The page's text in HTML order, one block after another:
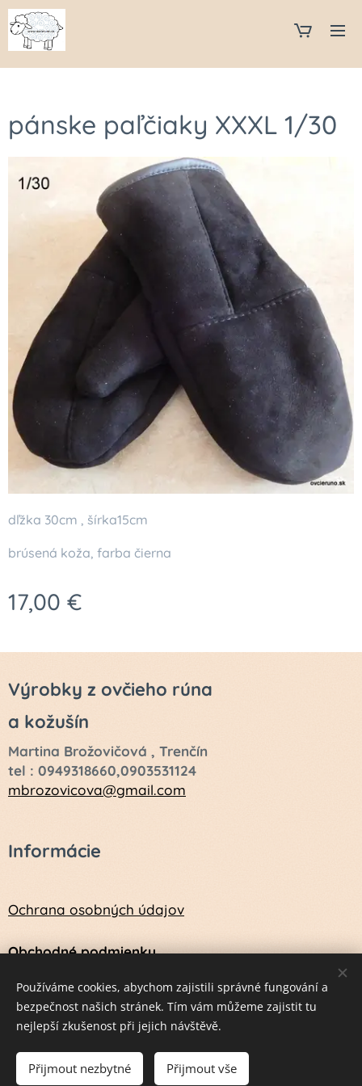
pánske paľčiaky XXXL 1/30
dľžka 30cm , šírka15cm
brúsená koža, farba čierna
17,00 €
Výrobky z ovčieho rúna
a kožušín
Martina Brožovičová , Trenčín
tel : 0949318660,0903531124
mbrozovicova@gmail.com
Informácie
Ochrana osobných údajov
Obchodné podmienky
Návod na údržbu a ošetrenie vlny a kožušín
Vytvorené službouWebnode Cookies
Používáme cookies, abychom zajistili správné fungování a
bezpečnost našich stránek. Tím vám můžeme zajistit tu
nejlepší zkušenost při jejich návštěvě.
Přijmout nezbytné Přijmout vše